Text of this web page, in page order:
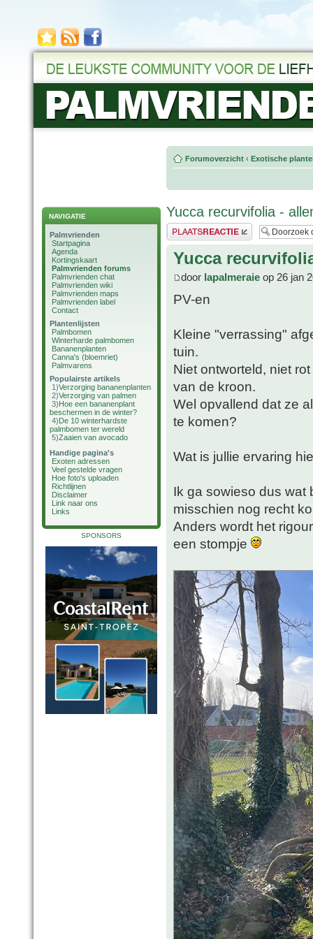
NAVIGATIE
Palmvrienden
Startpagina
Agenda
Kortingskaart
Palmvrienden forums
Palmvrienden chat
Palmvrienden wiki
Palmvrienden maps
Palmvrienden label
Contact
Plantenlijsten
Palmbomen
Winterharde palmbomen
Bananenplanten
Canna's (bloemriet)
Palmvarens
Populairste artikels
1)Verzorging bananenplanten
2)Verzorging van palmen
3)Hoe een bananenplant
beschermen in de winter?
4)De 10 winterhardste
palmbomen ter wereld
5)Zaaien van avocado
Handige pagina's
Exoten adressen
Veel gestelde vragen
Hoe foto's uploaden
Richtlijnen
Disclaimer
Link naar ons
Links
SPONSORS
Forumoverzicht ‹ Exotische
Yucca recurvifolia -
Plaats een reactie
Yucca
door lapalmeraie op 26 jan
PV-en
Kleine "verrassing"
tuin.
Niet ontworteld, niet
van de kroon.
Wel opvallend dat ze
te komen?
Wat is jullie ervaring
Ik ga sowieso dus wat
misschien nog recht
Anders wordt het
een stompje